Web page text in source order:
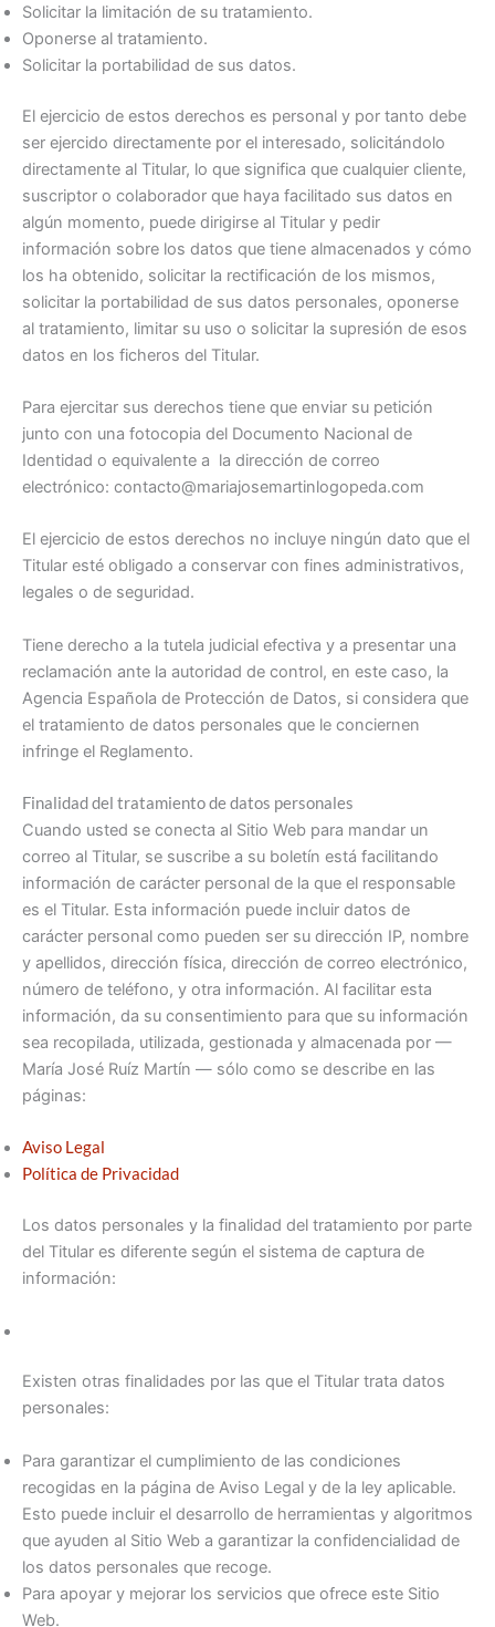
Solicitar la limitación de su tratamiento.
Oponerse al tratamiento.
Solicitar la portabilidad de sus datos.
El ejercicio de estos derechos es personal y por tanto debe
ser ejercido directamente por el interesado, solicitándolo
directamente al Titular, lo que significa que cualquier cliente,
suscriptor o colaborador que haya facilitado sus datos en
algún momento, puede dirigirse al Titular y pedir
información sobre los datos que tiene almacenados y cómo
los ha obtenido, solicitar la rectificación de los mismos,
solicitar la portabilidad de sus datos personales, oponerse
al tratamiento, limitar su uso o solicitar la supresión de esos
datos en los ficheros del Titular.
Para ejercitar sus derechos tiene que enviar su petición
junto con una fotocopia del Documento Nacional de
Identidad o equivalente a la dirección de correo
electrónico: contacto@mariajosemartinlogopeda.com
El ejercicio de estos derechos no incluye ningún dato que el
Titular esté obligado a conservar con fines administrativos,
legales o de seguridad.
Tiene derecho a la tutela judicial efectiva y a presentar una
reclamación ante la autoridad de control, en este caso, la
Agencia Española de Protección de Datos, si considera que
el tratamiento de datos personales que le conciernen
infringe el Reglamento.
Finalidad del tratamiento de datos personales
Cuando usted se conecta al Sitio Web para mandar un
correo al Titular, se suscribe a su boletín está facilitando
información de carácter personal de la que el responsable
es el Titular. Esta información puede incluir datos de
carácter personal como pueden ser su dirección IP, nombre
y apellidos, dirección física, dirección de correo electrónico,
número de teléfono, y otra información. Al facilitar esta
información, da su consentimiento para que su información
sea recopilada, utilizada, gestionada y almacenada por —
María José Ruíz Martín — sólo como se describe en las
páginas:
Aviso Legal
Política de Privacidad
Los datos personales y la finalidad del tratamiento por parte
del Titular es diferente según el sistema de captura de
información:
Existen otras finalidades por las que el Titular trata datos
personales:
Para garantizar el cumplimiento de las condiciones
recogidas en la página de Aviso Legal y de la ley aplicable.
Esto puede incluir el desarrollo de herramientas y algoritmos
que ayuden al Sitio Web a garantizar la confidencialidad de
los datos personales que recoge.
Para apoyar y mejorar los servicios que ofrece este Sitio
Web.